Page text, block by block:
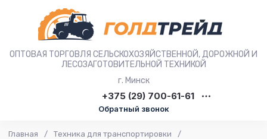
ОПТОВАЯ ТОРГОВЛЯ СЕЛЬСКОХОЗЯЙСТВЕННОЙ, ДОРОЖНОЙ И
ЛЕСОЗАГОТОВИТЕЛЬНОЙ ТЕХНИКОЙ
г. Минск
+375 (29) 700-61-61
Обратный звонок
Главная / Техника для транспортировки
/